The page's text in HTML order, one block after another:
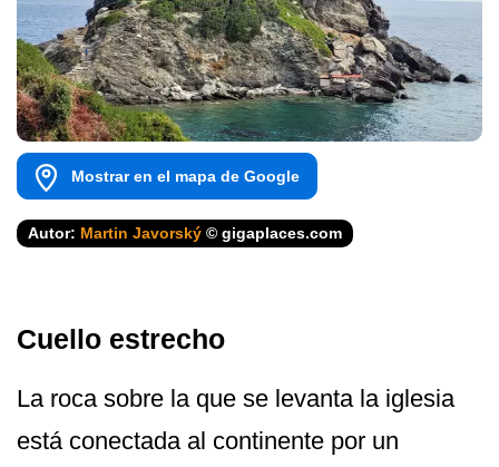
Mostrar en el mapa de Google
Autor: Martin Javorský © gigaplaces.com
Cuello estrecho
La roca sobre la que se levanta la iglesia
está conectada al continente por un